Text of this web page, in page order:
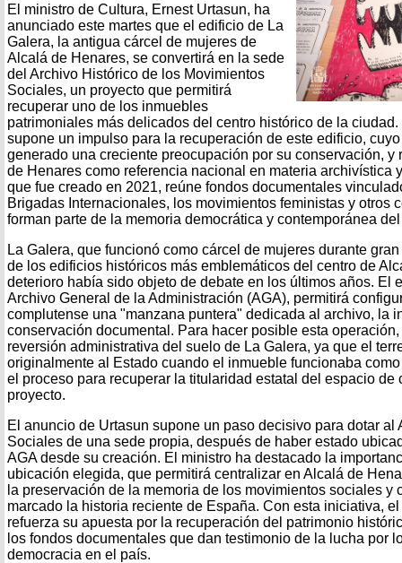
El ministro de Cultura, Ernest Urtasun, ha
anunciado este martes que el edificio de La
Galera, la antigua cárcel de mujeres de
Alcalá de Henares, se convertirá en la sede
del Archivo Histórico de los Movimientos
Sociales, un proyecto que permitirá
recuperar uno de los inmuebles
patrimoniales más delicados del centro histórico de la
supone un impulso para la recuperación de este edificio,
generado una creciente preocupación por su conservación, y
de Henares como referencia nacional en materia archivística
que fue creado en 2021, reúne fondos documentales
Brigadas Internacionales, los movimientos feministas y otros
forman parte de la memoria democrática y contemporánea
La Galera, que funcionó como cárcel de mujeres durante
de los edificios históricos más emblemáticos del centro de
deterioro había sido objeto de debate en los últimos años. El
Archivo General de la Administración (AGA), permitirá
complutense una "manzana puntera" dedicada al archivo, la
conservación documental. Para hacer posible esta
reversión administrativa del suelo de La Galera, ya que el
originalmente al Estado cuando el inmueble funcionaba
el proceso para recuperar la titularidad estatal del espacio de
proyecto.
El anuncio de Urtasun supone un paso decisivo para dotar al
Sociales de una sede propia, después de haber estado
AGA desde su creación. El ministro ha destacado la
ubicación elegida, que permitirá centralizar en Alcalá de
la preservación de la memoria de los movimientos sociales y
marcado la historia reciente de España. Con esta iniciativa,
refuerza su apuesta por la recuperación del patrimonio
los fondos documentales que dan testimonio de la lucha por
democracia en el país.